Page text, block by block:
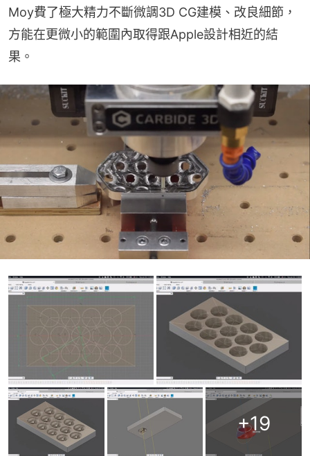
Moy費了極大精力不斷微調3D CG建模、改良細節，
方能在更微小的範圍內取得跟Apple設計相近的結
果。
+19